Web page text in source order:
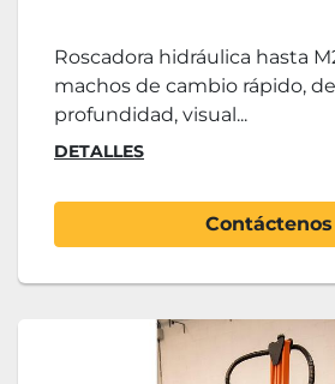
Roscadora hidráulica hasta
machos de cambio rápido,
profundidad, visual...
DETALLES
Contáctenos